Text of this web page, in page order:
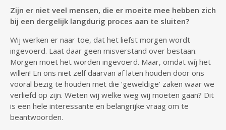
Zijn er niet veel mensen, die er moeite mee hebben zich
bij een dergelijk langdurig proces aan te sluiten?
Wij werken er naar toe, dat het liefst morgen wordt
ingevoerd. Laat daar geen misverstand over bestaan.
Morgen moet het worden ingevoerd. Maar, omdat wíj het
willen! En ons niet zelf daarvan af laten houden door ons
vooral bezig te houden met die ‘geweldige’ zaken waar we
verliefd op zijn. Weten wij welke weg wij moeten gaan? Dit
is een hele interessante en belangrijke vraag om te
beantwoorden.